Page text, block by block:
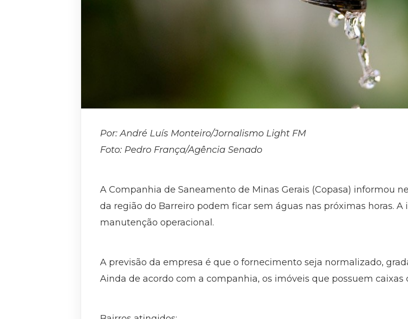
Por: André Luís Monteiro/Jornalismo Light FM
Foto: Pedro França/Agência Senado
A Companhia de Saneamento de Minas Gerais (Copasa) informou
da região do Barreiro podem ficar sem águas nas próximas horas. A
manutenção operacional.
A previsão da empresa é que o fornecimento seja normalizado,
Ainda de acordo com a companhia, os imóveis que possuem caixas